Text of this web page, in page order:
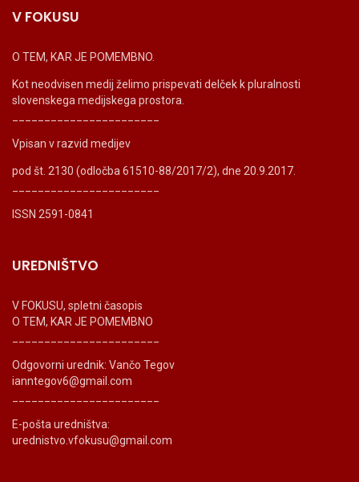
V FOKUSU
O TEM, KAR JE POMEMBNO.
Kot neodvisen medij želimo prispevati delček k pluralnosti
slovenskega medijskega prostora.
Vpisan v razvid medijev
pod št. 2130 (odločba 61510-88/2017/2), dne 20.9.2017.
ISSN 2591-0841
UREDNIŠTVO
V FOKUSU, spletni časopis
O TEM, KAR JE POMEMBNO
Odgovorni urednik: Vančo Tegov
ianntegov6@gmail.com
E-pošta uredništva:
urednistvo.vfokusu@gmail.com